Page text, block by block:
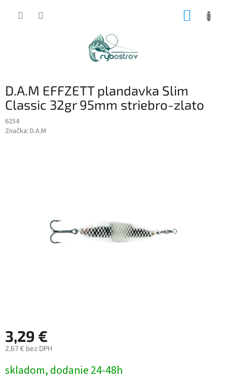
D.A.M EFFZETT plandavka Slim
Classic 32gr 95mm striebro-zlato
6254
Značka: D.A.M
3,29 €
2,67 € bez DPH
cena:
skladom, dodanie 24-48h